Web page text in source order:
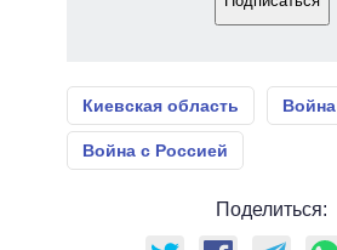
Киевская область Война
Война с Россией
Поделиться: